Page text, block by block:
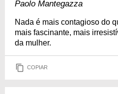
Paolo Mantegazza
Nada é mais contagioso do
mais fascinante, mais
da mulher.
COPIAR